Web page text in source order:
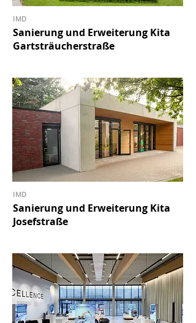
Sanierung und Erweiterung Kita
Gartsträucherstraße
IMD
Sanierung und Erweiterung Kita
Josefstraße
IMD